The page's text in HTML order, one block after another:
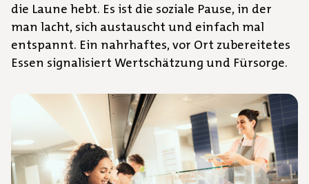
die Laune hebt. Es ist die soziale Pause, in der
man lacht, sich austauscht und einfach mal
entspannt. Ein nahrhaftes, vor Ort zubereitetes
Essen signalisiert Wertschätzung und Fürsorge.